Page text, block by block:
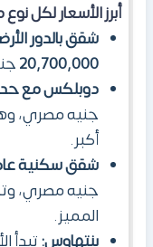
أبرز الأسعار لكل
شقق بالدور
20,700,000
دوبلكس مع
جنيه مصري،
أكبر.
شقق سكنية
جنيه مصري،
المميز.